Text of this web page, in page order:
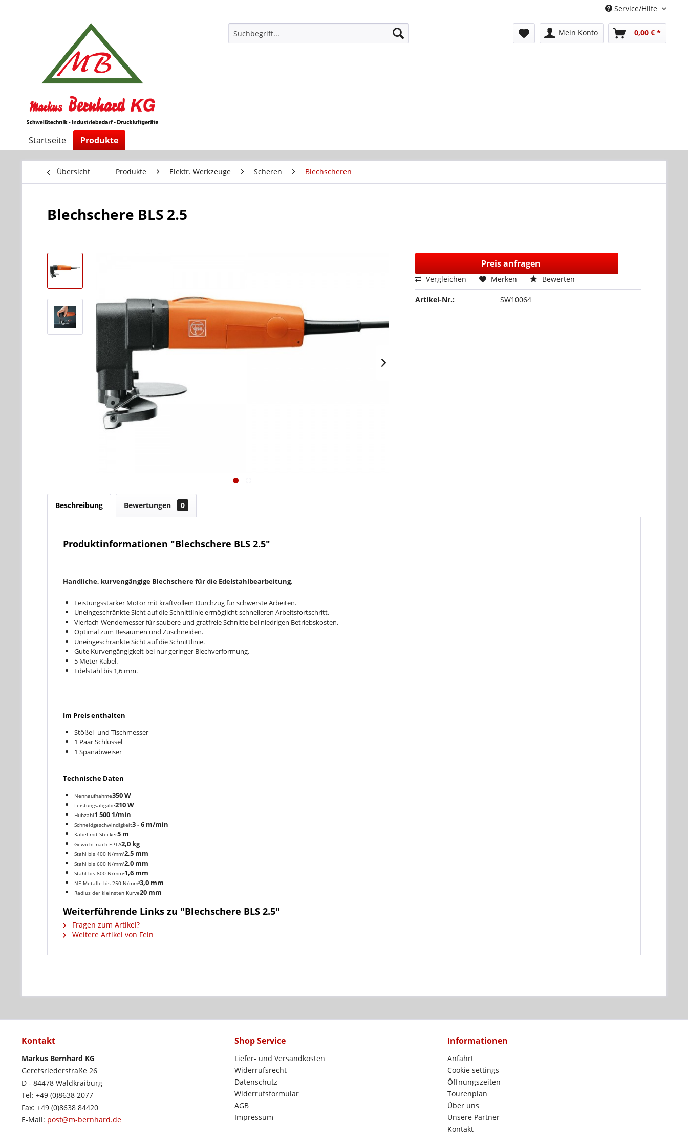
Service/Hilfe
Mein Konto 0,00 € *
Startseite Produkte
Übersicht Produkte Elektr. Werkzeuge Scheren Blechscheren
Blechschere BLS 2.5
Preis anfragen
Vergleichen Merken Bewerten
Artikel-Nr.: SW10064
Beschreibung Bewertungen 0
Produktinformationen "Blechschere BLS 2.5"
Handliche, kurvengängige Blechschere für die Edelstahlbearbeitung.
Leistungsstarker Motor mit kraftvollem Durchzug für schwerste Arbeiten.
Uneingeschränkte Sicht auf die Schnittlinie ermöglicht schnelleren Arbeitsfortschritt.
Vierfach-Wendemesser für saubere und gratfreie Schnitte bei niedrigen Betriebskosten.
Optimal zum Besäumen und Zuschneiden.
Uneingeschränkte Sicht auf die Schnittlinie.
Gute Kurvengängigkeit bei nur geringer Blechverformung.
5 Meter Kabel.
Edelstahl bis 1,6 mm.
Im Preisenthalten
Stößel- und Tischmesser
1 Paar Schlüssel
1 Spanabweiser
Technische Daten
Nennaufnahme350 W
Leistungsabgabe210 W
Hubzahl1 500 1/min
Schneidgeschwindigkeit3 - 6 m/min
Kabel mit Stecker5 m
Gewicht nach EPTA2,0 kg
Stahl bis 400 N/mm²2,5 mm
Stahl bis 600 N/mm²2,0 mm
Stahl bis 800 N/mm²1,6 mm
NE-Metalle bis 250 N/mm²3,0 mm
Radius der kleinsten Kurve20 mm
Weiterführende Links zu "Blechschere BLS 2.5"
Fragen zum Artikel?
Weitere Artikel von Fein
Kontakt
Markus Bernhard KG
Geretsriederstraße 26
D - 84478 Waldkraiburg
Tel: +49 (0)8638 2077
Fax: +49 (0)8638 84420
E-Mail: post@m-bernhard.de
Shop Service
Liefer- und Versandkosten
Widerrufsrecht
Datenschutz
Widerrufsformular
AGB
Impressum
Informationen
Anfahrt
Cookie settings
Öffnungszeiten
Tourenplan
Über uns
Unsere Partner
Kontakt